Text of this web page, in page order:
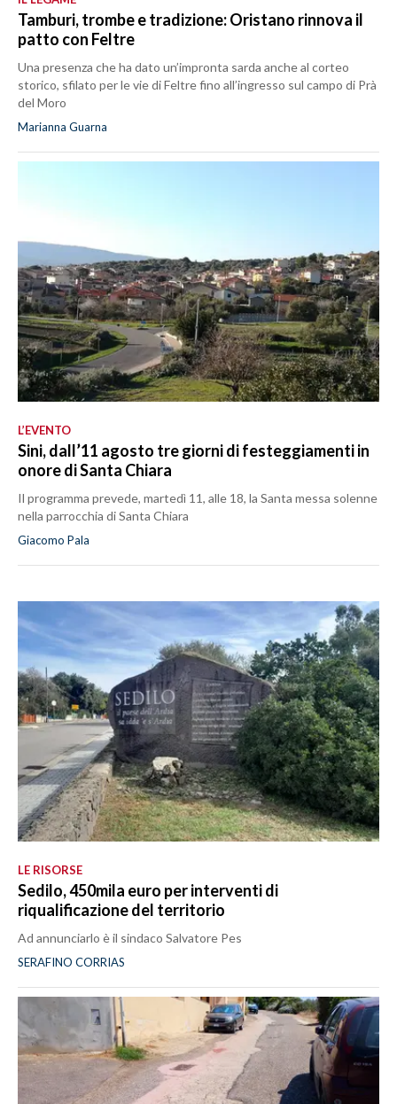
Tamburi, trombe e tradizione: Oristano rinnova il
patto con Feltre
Una presenza che ha dato un’impronta sarda anche al corteo
storico, sfilato per le vie di Feltre fino all’ingresso sul campo di Prà
del Moro
Marianna Guarna
L’EVENTO
Sini, dall’11 agosto tre giorni di festeggiamenti in
onore di Santa Chiara
Il programma prevede, martedì 11, alle 18, la Santa messa solenne
nella parrocchia di Santa Chiara
Giacomo Pala
LE RISORSE
Sedilo, 450mila euro per interventi di
riqualificazione del territorio
Ad annunciarlo è il sindaco Salvatore Pes
SERAFINO CORRIAS